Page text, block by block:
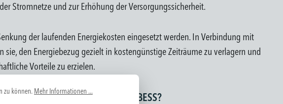
Stromnetze und zur Erhöhung der Versorgungssicherheit.
der laufenden Energiekosten eingesetzt werden. In Verbindung mit
den Energiebezug gezielt in kostengünstige Zeiträume zu verlagern und
Vorteile zu erzielen.
Planung oder Integration einer BESS?
zu können. Mehr Informationen ...